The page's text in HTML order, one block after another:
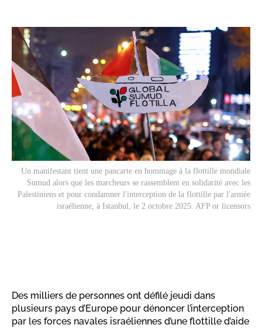
Un manifestant tient une pancarte en hommage à la flottille mondiale
Sumud alors que les marcheurs se rassemblent en solidarité avec les
Palestiniens et pour condamner l'interception de la flottille par l'armée
israélienne, à Istanbul, le 2 octobre 2025. AFP or licensors
Des milliers de personnes ont défilé jeudi dans
plusieurs pays d’Europe pour dénoncer l’interception
par les forces navales israéliennes d’une flottille d’aide